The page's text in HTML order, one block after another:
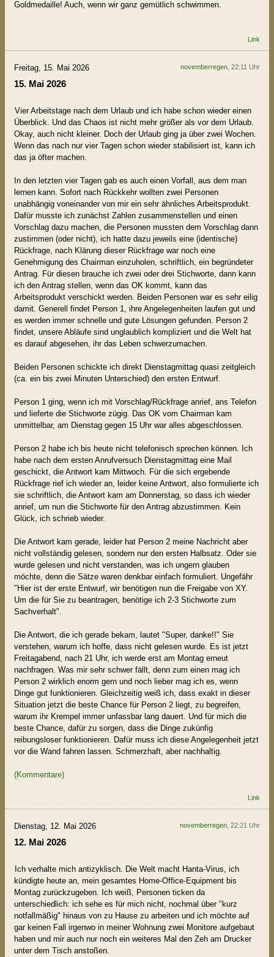
Goldmedaille! Auch, wenn wir ganz gemütlich schwimmen.
Link
Freitag, 15. Mai 2026 novemberregen , 22:11 Uhr
15. Mai 2026
Vier Arbeitstage nach dem Urlaub und ich habe schon wieder einen
Überblick. Und das Chaos ist nicht mehr größer als vor dem Urlaub.
Okay, auch nicht kleiner. Doch der Urlaub ging ja über zwei Wochen.
Wenn das nach nur vier Tagen schon wieder stabilisiert ist, kann ich
das ja öfter machen.
In den letzten vier Tagen gab es auch einen Vorfall, aus dem man
lernen kann. Sofort nach Rückkehr wollten zwei Personen
unabhängig voneinander von mir ein sehr ähnliches Arbeitsprodukt.
Dafür musste ich zunächst Zahlen zusammenstellen und einen
Vorschlag dazu machen, die Personen mussten dem Vorschlag dann
zustimmen (oder nicht), ich hatte dazu jeweils eine (identische)
Rückfrage, nach Klärung dieser Rückfrage war noch eine
Genehmigung des Chairman einzuholen, schriftlich, ein begründeter
Antrag. Für diesen brauche ich zwei oder drei Stichworte, dann kann
ich den Antrag stellen, wenn das OK kommt, kann das
Arbeitsprodukt verschickt werden. Beiden Personen war es sehr eilig
damit. Generell findet Person 1, ihre Angelegenheiten laufen gut und
es werden immer schnelle und gute Lösungen gefunden. Person 2
findet, unsere Abläufe sind unglaublich kompliziert und die Welt hat
es darauf abgesehen, ihr das Leben schwerzumachen.
Beiden Personen schickte ich direkt Dienstagmittag quasi zeitgleich
(ca. ein bis zwei Minuten Unterschied) den ersten Entwurf.
Person 1 ging, wenn ich mit Vorschlag/Rückfrage anrief, ans Telefon
und lieferte die Stichworte zügig. Das OK vom Chairman kam
unmittelbar, am Dienstag gegen 15 Uhr war alles abgeschlossen.
Person 2 habe ich bis heute nicht telefonisch sprechen können. Ich
habe nach dem ersten Anrufversuch Dienstagmittag eine Mail
geschickt, die Antwort kam Mittwoch. Für die sich ergebende
Rückfrage rief ich wieder an, leider keine Antwort, also formulierte ich
sie schriftlich, die Antwort kam am Donnerstag, so dass ich wieder
anrief, um nun die Stichworte für den Antrag abzustimmen. Kein
Glück, ich schrieb wieder.
Die Antwort kam gerade, leider hat Person 2 meine Nachricht aber
nicht vollständig gelesen, sondern nur den ersten Halbsatz. Oder sie
wurde gelesen und nicht verstanden, was ich ungern glauben
möchte, denn die Sätze waren denkbar einfach formuliert. Ungefähr
"Hier ist der erste Entwurf, wir benötigen nun die Freigabe von XY.
Um die für Sie zu beantragen, benötige ich 2-3 Stichworte zum
Sachverhalt".
Die Antwort, die ich gerade bekam, lautet "Super, danke!!" Sie
verstehen, warum ich hoffe, dass nicht gelesen wurde. Es ist jetzt
Freitagabend, nach 21 Uhr, ich werde erst am Montag erneut
nachfragen. Was mir sehr schwer fällt, denn zum einen mag ich
Person 2 wirklich enorm gern und noch lieber mag ich es, wenn
Dinge gut funktionieren. Gleichzeitig weiß ich, dass exakt in dieser
Situation jetzt die beste Chance für Person 2 liegt, zu begreifen,
warum ihr Krempel immer unfassbar lang dauert. Und für mich die
beste Chance, dafür zu sorgen, dass die Dinge zukünfig
reibungsloser funktionieren. Dafür muss ich diese Angelegenheit jetzt
vor die Wand fahren lassen. Schmerzhaft, aber nachhaltig.
(Kommentare)
Link
Dienstag, 12. Mai 2026 novemberregen , 22:21 Uhr
12. Mai 2026
Ich verhalte mich antizyklisch. Die Welt macht Hanta-Virus, ich
kündigte heute an, mein gesamtes Home-Office-Equipment bis
Montag zurückzugeben. Ich weiß, Personen ticken da
unterschiedlich: ich sehe es für mich nicht, nochmal über "kurz
notfallmäßig" hinaus von zu Hause zu arbeiten und ich möchte auf
gar keinen Fall irgenwo in meiner Wohnung zwei Monitore aufgebaut
haben und mir auch nur noch ein weiteres Mal den Zeh am Drucker
unter dem Tisch anstoßen.